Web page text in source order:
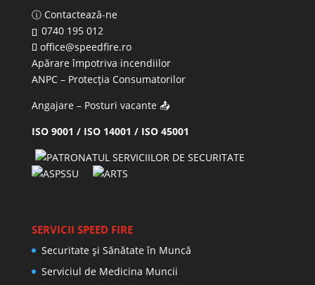
ⓘ Contactează-ne
0740 195 012
office@speedfire.ro
Apărare împotriva incendiilor
ANPC– Protecția Consumatorilor
Angajare – Posturi vacante📤
ISO 9001 / ISO 14001 / ISO 45001
SERVICII SPEED FIRE
Securitate și Sănătate în Muncă
Serviciul de Medicina Muncii